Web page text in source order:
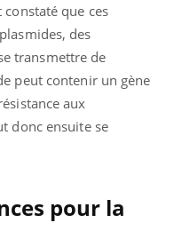
que ces
des
transmettre de
peut contenir un gène
aux
donc ensuite se
pour la